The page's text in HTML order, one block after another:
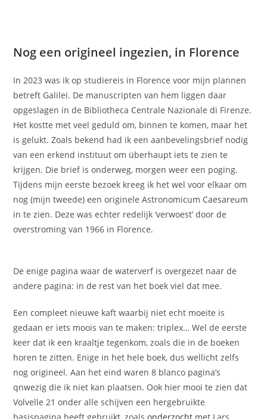
Nog een origineel ingezien, in Florence
In 2023 was ik op studiereis in Florence voor mijn plannen
betreft Galilei. De manuscripten van hem liggen daar
opgeslagen in de Bibliotheca Centrale Nazionale di Firenze.
Het kostte met veel geduld om, binnen te komen, maar het
is gelukt. Zoals bekend had ik een aanbevelingsbrief nodig
van een erkend instituut om überhaupt iets te zien te
krijgen. Die brief is onderweg, morgen weer een poging.
Tijdens mijn eerste bezoek kreeg ik het wel voor elkaar om
nog (mijn tweede) een originele Astronomicum Caesareum
in te zien. Deze was echter redelijk ‘verwoest’ door de
overstroming van 1966 in Florence.
De enige pagina waar de waterverf is overgezet naar de
andere pagina: in de rest van het boek viel dat mee.
Een compleet nieuwe kaft waarbij niet echt moeite is
gedaan er iets moois van te maken: triplex… Wel de eerste
keer dat ik een kraaltje tegenkom, zoals die in de boeken
horen te zitten. Enige in het hele boek, dus wellicht zelfs
nog origineel. Aan het eind waren 8 blanco pagina’s
qnwezig die ik niet kan plaatsen. Ook hier mooi te zien dat
Volvelle 21 onder alle schijven een hergebruikte